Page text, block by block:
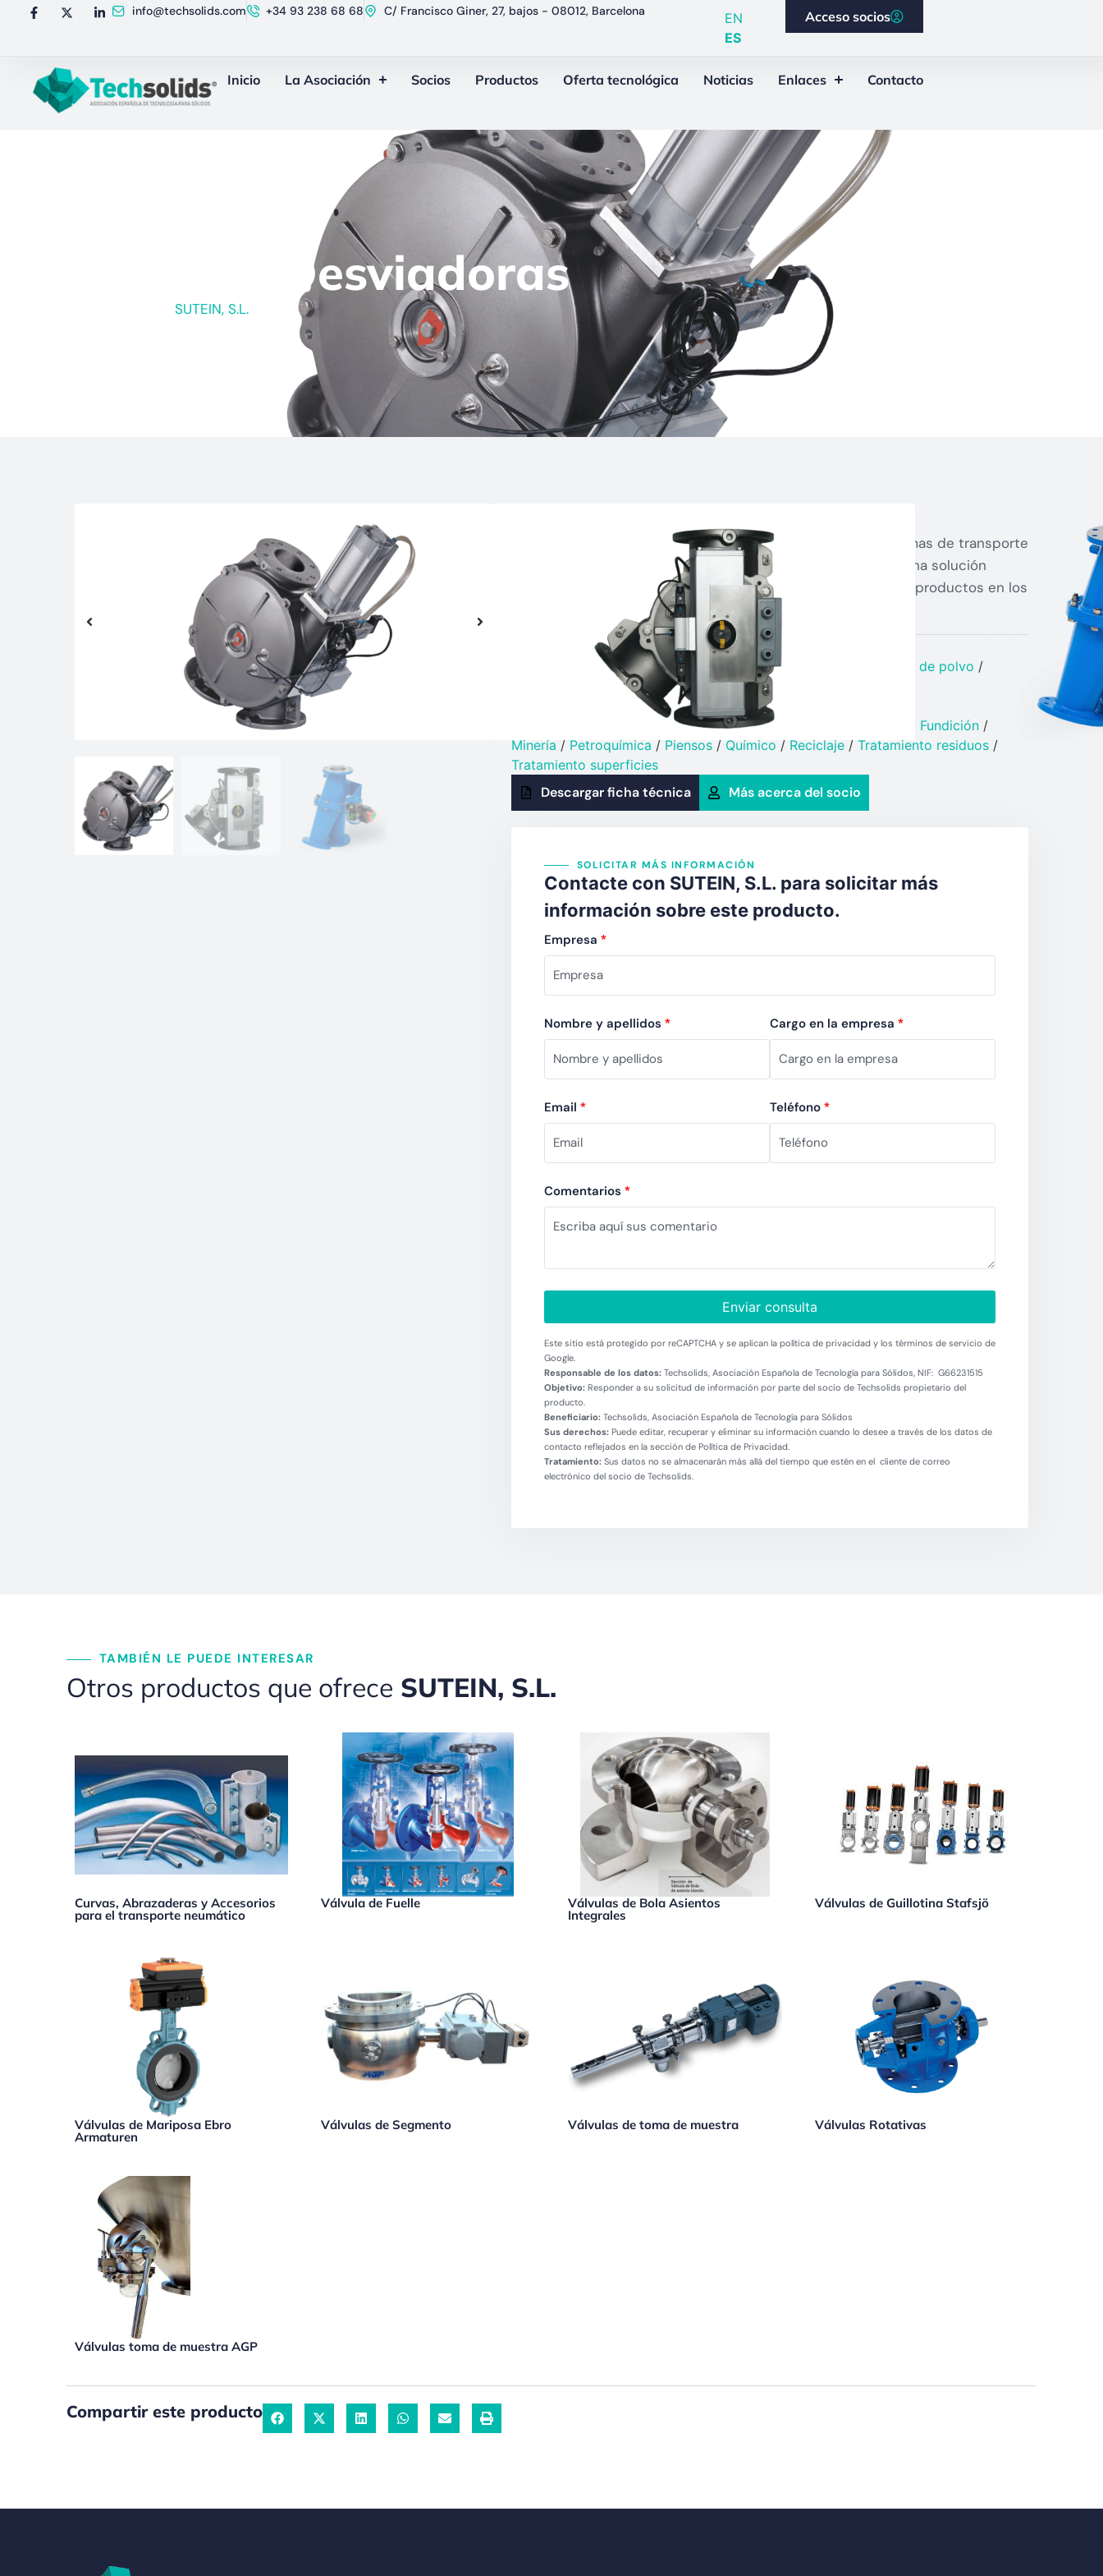
info@techsolids.com +34 93 238 68 68 C/ Francisco Giner, 27, bajos - 08012, Barcelona
EN
ES
Acceso socios
Inicio La Asociación Socios Productos Oferta tecnológica Noticias Enlaces Contacto
Válvulas Desviadoras
SUTEIN, S.L.
Las válvulas desviadoras son una parte esencial en los sistemas de transporte
neumáticos y de caída libre. Con TBMA, podemos ofrecerle una solución
adecuada para desviar y/o converger una amplia variedad de productos en los
procesos más comunes.
Gama de producto:
Separadores de polvo Sistemas de transferencia de polvo /
Sistemas de transporte neumático/ Válvulas desviadoras
Caucho y Plástico​ / Fundición/
Minería / Petroquímica​ / Piensos/ Químico​ / Reciclaje/ Tratamiento residuos/
Tratamiento superficies
Descargar ficha técnica Más acerca del socio
SOLICITAR MÁS INFORMACIÓN
Contacte con SUTEIN, S.L. para solicitar más
información sobre este producto.
Empresa *
Nombre y apellidos * Cargo en la empresa*
Email * Teléfono*
Comentarios *
Enviar consulta
Este sitio está protegido por reCAPTCHA y se aplican la política de privacidad y los términos de servicio de
Google.
Responsable de los datos:Techsolids, Asociación Española de Tecnología para Sólidos, NIF: G66231515
Objetivo:Responder a su solicitud de información por parte del socio de Techsolids propietario del
producto.
Beneficiario:Techsolids, Asociación Española de Tecnología para Sólidos
Sus derechos:Puede editar, recuperar y eliminar su información cuando lo desee a través de los datos de
contacto reflejados en la sección de Política de Privacidad.
Tratamiento:Sus datos no se almacenarán más allá del tiempo que estén en el cliente de correo
electrónico del socio de Techsolids.
TAMBIÉN LE PUEDE INTERESAR
Otros productos que ofrece SUTEIN, S.L.
Curvas, Abrazaderas y Accesorios
para el transporte neumático
Válvula de Fuelle Válvulas de Bola Asientos
Integrales
Válvulas de Guillotina Stafsjö
Válvulas de Mariposa Ebro
Armaturen
Válvulas de Segmento Válvulas de toma de muestra Válvulas Rotativas
Válvulas toma de muestra AGP
Compartir este producto